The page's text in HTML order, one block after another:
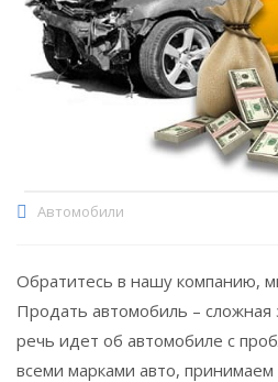
Автомобили
Обратитесь в нашу компанию,
Продать автомобиль – сложная
речь идет об автомобиле с
всеми марками авто,